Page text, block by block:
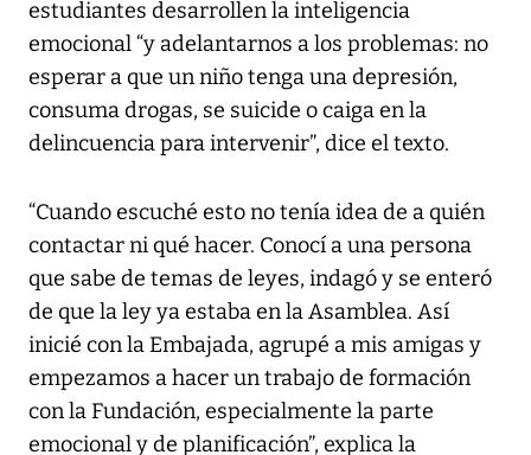
estudiantes desarrollen la inteligencia
emocional “y adelantarnos a los problemas: no
esperar a que un niño tenga una depresión,
consuma drogas, se suicide o caiga en la
delincuencia para intervenir”, dice el texto.
“Cuando escuché esto no tenía idea de a quién
contactar ni qué hacer. Conocí a una persona
que sabe de temas de leyes, indagó y se enteró
de que la ley ya estaba en la Asamblea. Así
inicié con la Embajada, agrupé a mis amigas y
empezamos a hacer un trabajo de formación
con la Fundación, especialmente la parte
emocional y de planificación”, explica la